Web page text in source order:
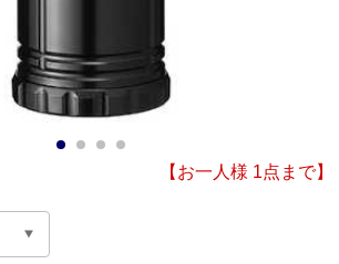
【お一人様 1点まで】